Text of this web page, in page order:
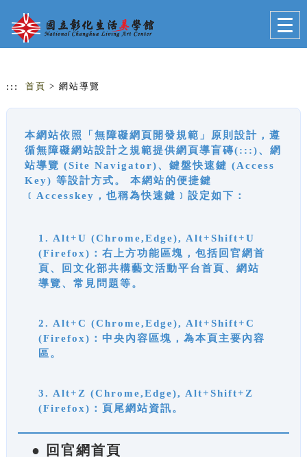
::: 首頁 > 網站導覽
本網站依照「無障礙網頁開發規範」原則設計，遵
循無障礙網站設計之規範提供網頁導盲磚(:::)、網
站導覽 (Site Navigator)、鍵盤快速鍵 (Access
Key) 等設計方式。 本網站的便捷鍵
﹝Accesskey，也稱為快速鍵﹞設定如下：
1. Alt+U (Chrome,Edge), Alt+Shift+U
(Firefox)：右上方功能區塊，包括回官網首
頁、回文化部共構藝文活動平台首頁、網站
導覽、常見問題等。
2. Alt+C (Chrome,Edge), Alt+Shift+C
(Firefox)：中央內容區塊，為本頁主要內容
區。
3. Alt+Z (Chrome,Edge), Alt+Shift+Z
(Firefox)：頁尾網站資訊。
● 回官網首頁